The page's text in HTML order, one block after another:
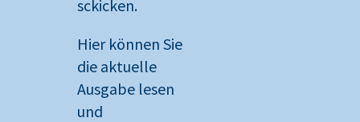
sckicken.
Hier können Sie
die aktuelle
Ausgabe lesen
und